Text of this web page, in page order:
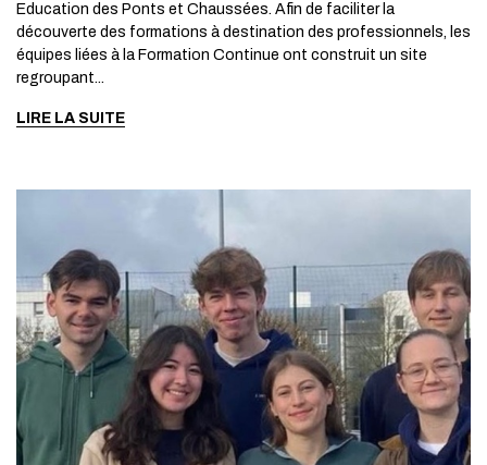
Education des Ponts et Chaussées. Afin de faciliter la
découverte des formations à destination des professionnels, les
équipes liées à la Formation Continue ont construit un site
regroupant...
LIRE LA SUITE